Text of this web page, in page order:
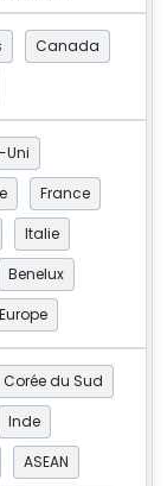
Canada
Uni
France
Italie
Benelux
Corée du Sud
Inde
ASEAN